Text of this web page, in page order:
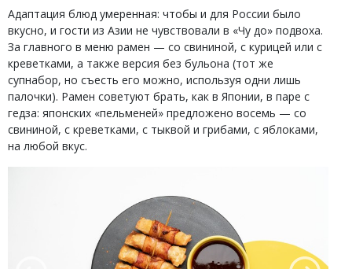
Адаптация блюд умеренная: чтобы и для России было
вкусно, и гости из Азии не чувствовали в «Чу до» подвоха.
За главного в меню рамен — со свининой, с курицей или с
креветками, а также версия без бульона (тот же
супнабор, но съесть его можно, используя одни лишь
палочки). Рамен советуют брать, как в Японии, в паре с
гедза: японских «пельменей» предложено восемь — со
свининой, с креветками, с тыквой и грибами, с яблоками,
на любой вкус.